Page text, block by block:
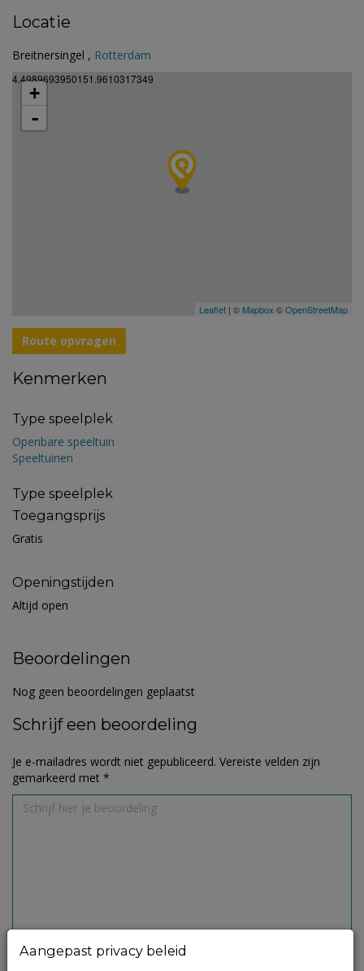
Locatie
Breitnersingel , Rotterdam
4.4989693950151.9610317349
+
-
Leaflet | © Mapbox ©OpenStreetMap
Route opvragen
Kenmerken
Type speelplek
Openbare speeltuin
Speeltuinen
Type speelplek
Toegangsprijs
Gratis
Openingstijden
Altijd open
Beoordelingen
Nog geen beoordelingen geplaatst
Schrijf een beoordeling
Je e-mailadres wordt niet gepubliceerd. Vereiste velden zijn
gemarkeerd met *
Aangepast privacy beleid